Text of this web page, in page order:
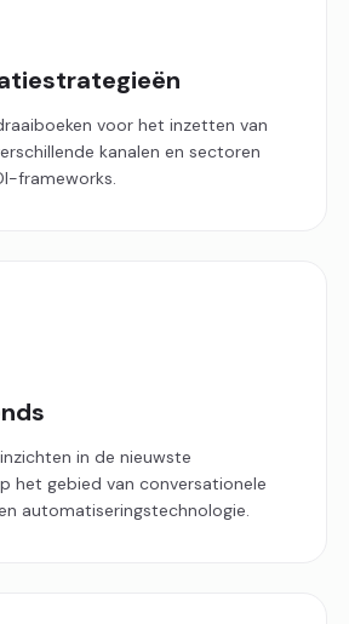
voor het inzetten van
kanalen en sectoren
frameworks.
in de nieuwste
het gebied van conversationele
automatiseringstechnologie.